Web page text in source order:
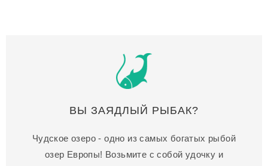
ВЫ ЗАЯДЛЫЙ РЫБАК?
Чудское озеро - одно из самых богатых рыбой
озер Европы! Возьмите с собой удочку и